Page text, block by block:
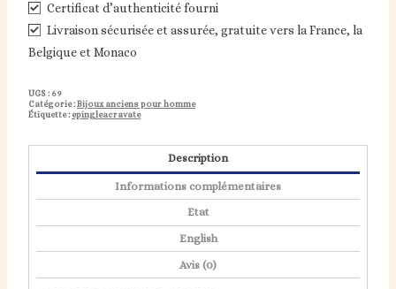
Certificat d’authenticité fourni
Livraison sécurisée et assurée, gratuite vers la France, la
Belgique et Monaco
UGS : 69
Catégorie :Bijoux anciens pour homme
Étiquette : epingleacravate
Description
Informations complémentaires
Etat
English
Avis (0)